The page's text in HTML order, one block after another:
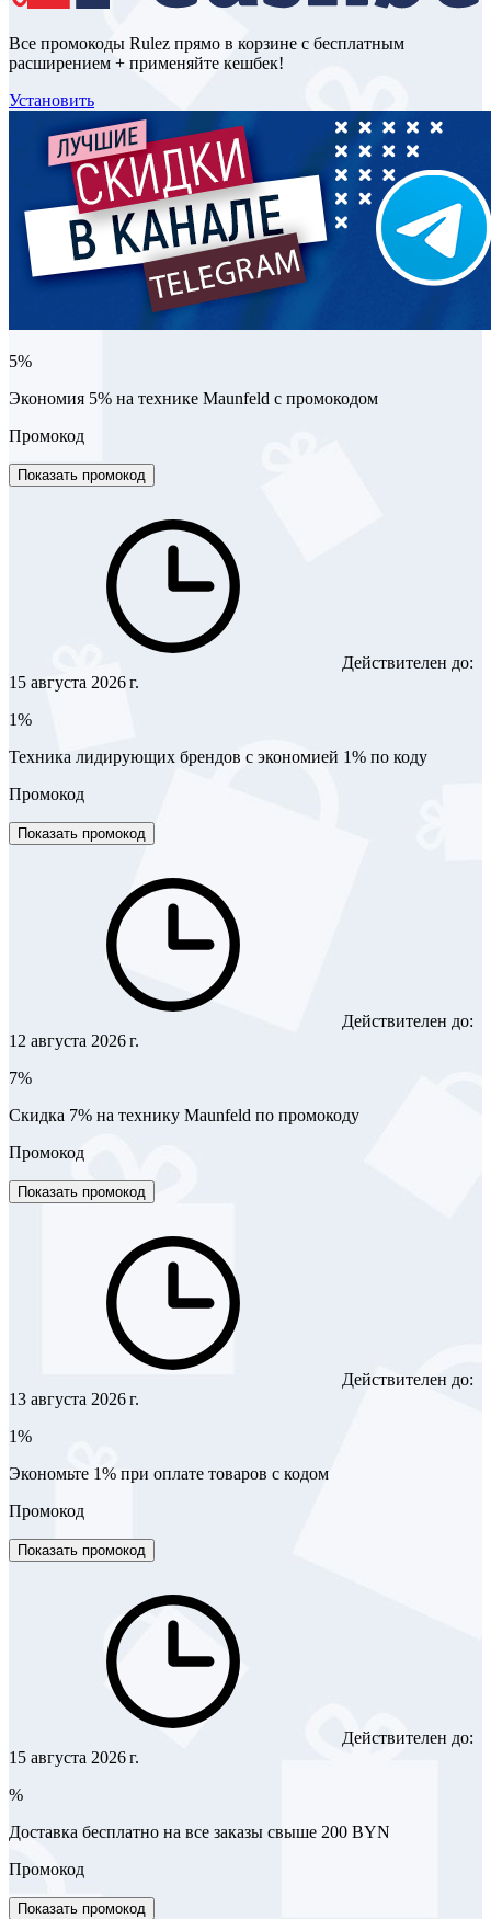
Все промокоды Rulez прямо в корзине с бесплатным
расширением + применяйте кешбек!
Установить
5%
Экономия 5% на технике Maunfeld с промокодом
Промокод
Показать промокод
Действителен до:
15 августа 2026 г.
1%
Техника лидирующих брендов с экономией 1% по коду
Промокод
Показать промокод
Действителен до:
12 августа 2026 г.
7%
Скидка 7% на технику Maunfeld по промокоду
Промокод
Показать промокод
Действителен до:
13 августа 2026 г.
1%
Экономьте 1% при оплате товаров с кодом
Промокод
Показать промокод
Действителен до:
15 августа 2026 г.
%
Доставка бесплатно на все заказы свыше 200 BYN
Промокод
Показать промокод